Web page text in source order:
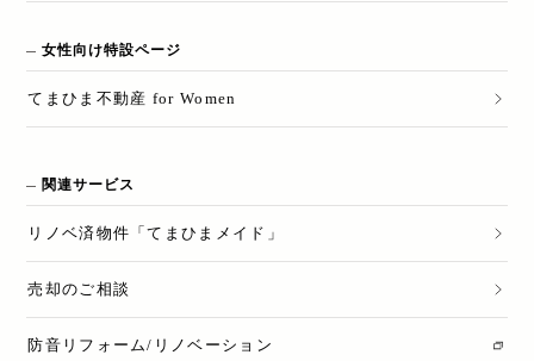
女性向け特設ページ
てまひま不動産 for Women
関連サービス
リノベ済物件「てまひまメイド」
売却のご相談
防音リフォーム/リノベーション